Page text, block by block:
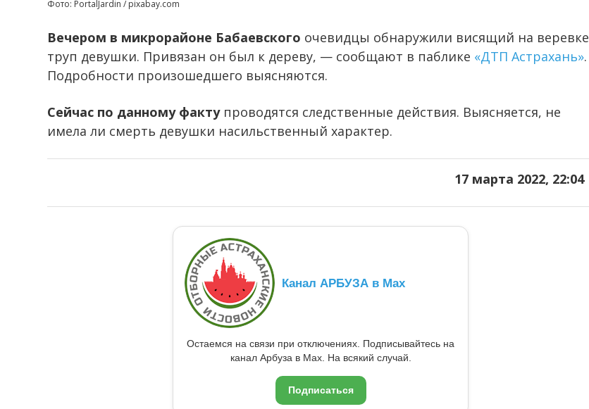
Фото: PortalJardin / pixabay.com
Вечером в микрорайоне Бабаевского очевидцы обнаружили висящий на веревке
труп девушки. Привязан он был к дереву, — сообщают в паблике «ДТП Астрахань».
Подробности произошедшего выясняются.
Сейчас по данному фактупроводятся следственные действия. Выясняется, не
имела ли смерть девушки насильственный характер.
17 марта 2022, 22:04
Канал АРБУЗА в Max
Остаемся на связи при отключениях. Подписывайтесь на
канал Арбуза в Max. На всякий случай.
Подписаться